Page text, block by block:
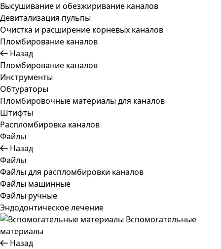
Высушивание и обезжиривание каналов
Девитализация пульпы
Очистка и расширение корневых каналов
Пломбирование каналов
Назад
Пломбирование каналов
Инструменты
Обтураторы
Пломбировочные материалы для каналов
Штифты
Распломбировка каналов
Файлы
Назад
Файлы
Файлы для распломбировки каналов
Файлы машинные
Файлы ручные
Эндодонтическое лечение
Вспомогательные
материалы
Назад